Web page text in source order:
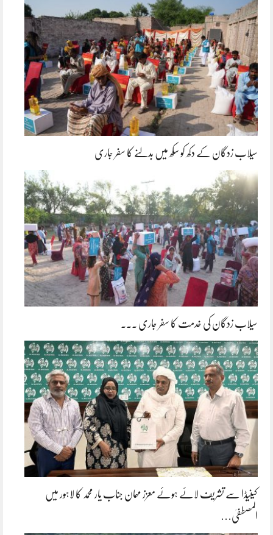
سیلاب زدگان کے دکھ کو سکھ میں بدلنے کا سفر جاری
سیلاب زدگان کی خدمت کا سفر جاری ۔۔۔
کینیڈا سے تشریف لائے ہوئے معزز مہمان جناب یار محمد کا لاہور میں
المصطفیٰ…